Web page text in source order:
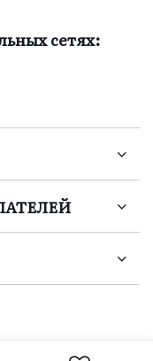
сетях: